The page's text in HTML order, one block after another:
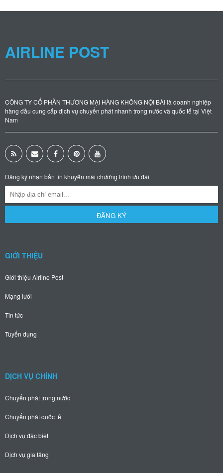
AIRLINE POST
CÔNG TY CỔ PHẦN THƯƠNG MẠI HÀNG KHÔNG NỘI BÀI là doanh nghiệp
hàng đầu cung cấp dịch vụ chuyển phát nhanh trong nước và quốc tế tại Việt
Nam
Đăng ký nhận bản tin khuyến mãi chương trình ưu đãi
ĐĂNG KÝ
GIỚI THIỆU
Giới thiệu Airline Post
Mạng lưới
Tin tức
Tuyển dụng
DỊCH VỤ CHÍNH
Chuyển phát trong nước
Chuyển phát quốc tế
Dịch vụ đặc biệt
Dịch vụ gia tăng